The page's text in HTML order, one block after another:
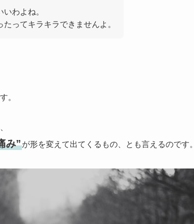
わよね。
ってキラキラできませんよ。
。
み”が形を変えて出てくるもの、とも言えるのです。